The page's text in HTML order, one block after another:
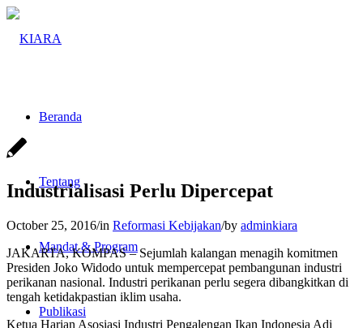
Beranda
Tentang
Mandat & Program
Publikasi
Industrialisasi Perlu Dipercepat
October 25, 2016/in Reformasi Kebijakan/by adminkiara
JAKARTA, KOMPAS – Sejumlah kalangan menagih komitmen
Presiden Joko Widodo untuk mempercepat pembangunan industri
perikanan nasional. Industri perikanan perlu segera dibangkitkan di
tengah ketidakpastian iklim usaha.
Ketua Harian Asosiasi Industri Pengalengan Ikan Indonesia Adi